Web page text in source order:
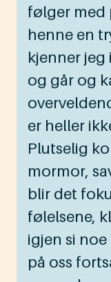
følger med
henne en
kjenner
og går og
er heller
Plutselig
mormor,
blir det
følelsene,
igjen si
på oss